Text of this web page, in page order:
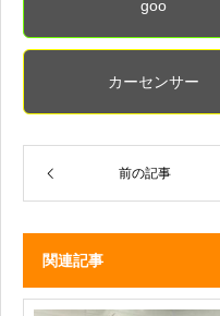
goo
カーセンサー
前の記事
関連記事